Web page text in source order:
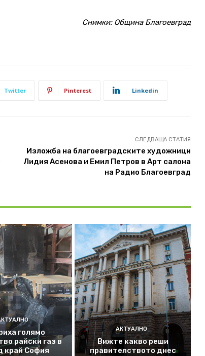
Снимки: Община Благоевград
Twitter Pinterest Linkedin
СЛЕДВАЩА СТАТИЯ
Изложба на благоевградските художници
Лидия Асенова и Емил Петров в Арт салона
на Радио Благоевград
голямо
райски газ в
край София
АКТУАЛНО
Вижте какво реши
правителството днес